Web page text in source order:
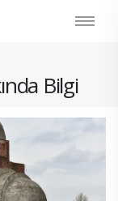
Bilgi